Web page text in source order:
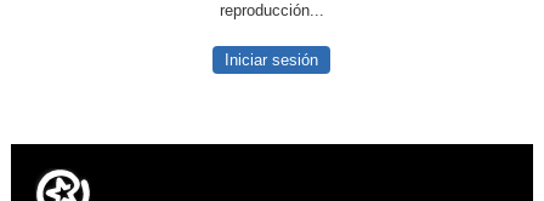
reproducción...
Iniciar sesión